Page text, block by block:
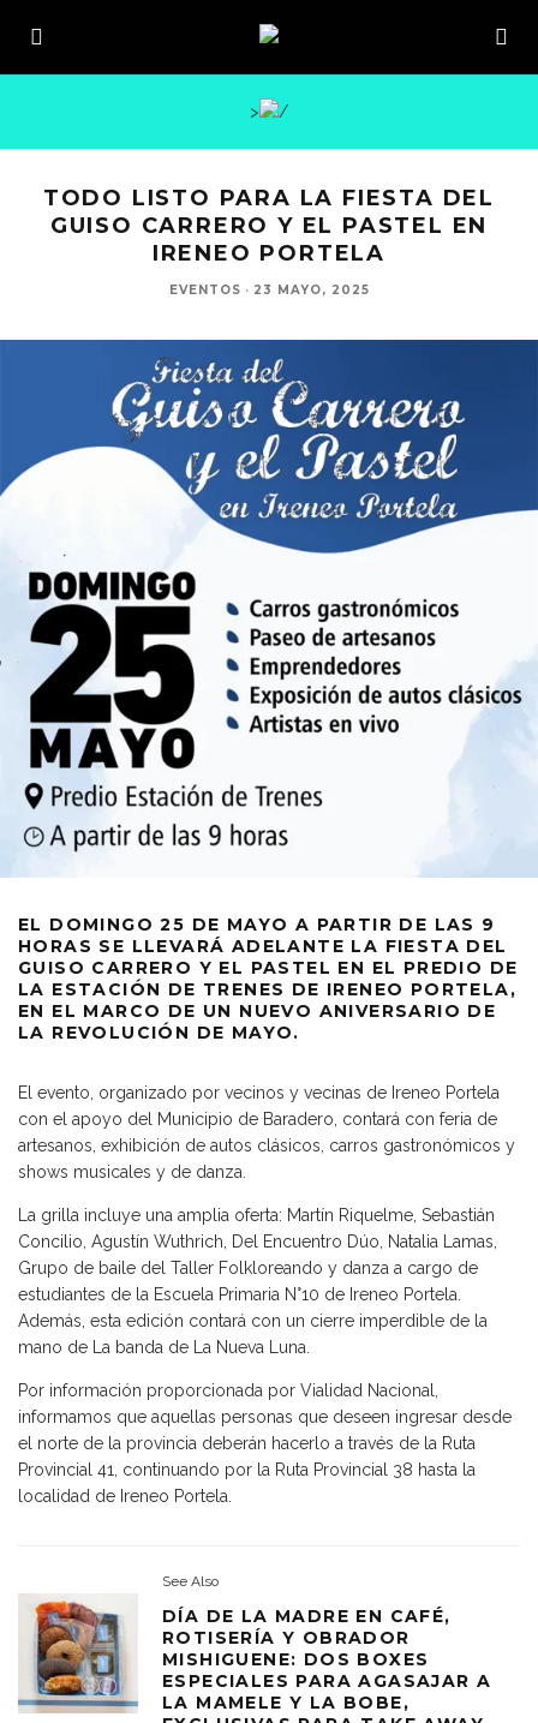
>
TODO LISTO PARA LA FIESTA DEL
GUISO CARRERO Y EL PASTEL EN
IRENEO PORTELA
EVENTOS · 23 MAYO, 2025
EL DOMINGO 25 DE MAYO A PARTIR DE LAS 9
HORAS SE LLEVARÁ ADELANTE LA FIESTA DEL
GUISO CARRERO Y EL PASTEL EN EL PREDIO DE
LA ESTACIÓN DE TRENES DE IRENEO PORTELA,
EN EL MARCO DE UN NUEVO ANIVERSARIO DE
LA REVOLUCIÓN DE MAYO.
El evento, organizado por vecinos y vecinas de Ireneo Portela
con el apoyo del Municipio de Baradero, contará con feria de
artesanos, exhibición de autos clásicos, carros gastronómicos y
shows musicales y de danza.
La grilla incluye una amplia oferta: Martín Riquelme, Sebastián
Concilio, Agustín Wuthrich, Del Encuentro Dúo, Natalia Lamas,
Grupo de baile del Taller Folkloreando y danza a cargo de
estudiantes de la Escuela Primaria N°10 de Ireneo Portela.
Además, esta edición contará con un cierre imperdible de la
mano de La banda de La Nueva Luna.
Por información proporcionada por Vialidad Nacional,
informamos que aquellas personas que deseen ingresar desde
el norte de la provincia deberán hacerlo a través de la Ruta
Provincial 41, continuando por la Ruta Provincial 38 hasta la
localidad de Ireneo Portela.
See Also
DÍA DE LA MADRE EN CAFÉ,
ROTISERÍA Y OBRADOR
MISHIGUENE: DOS BOXES
ESPECIALES PARA AGASAJAR A
LA MAMELE Y LA BOBE,